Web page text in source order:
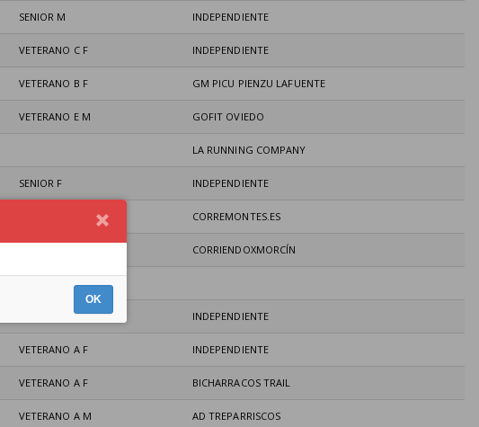
SENIOR M INDEPENDIENTE
VETERANO C F INDEPENDIENTE
VETERANO B F GM PICU PIENZU LAFUENTE
VETERANO E M GOFIT OVIEDO
LA RUNNING COMPANY
SENIOR F INDEPENDIENTE
CORREMONTES.ES
CORRIENDOXMORCÍN
VETERANO A F INDEPENDIENTE
VETERANO A F INDEPENDIENTE
VETERANO A F BICHARRACOS TRAIL
VETERANO A M AD TREPARRISCOS
OK